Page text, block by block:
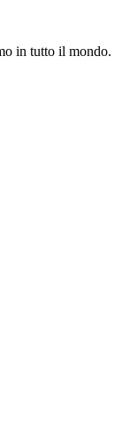
in tutto il mondo.